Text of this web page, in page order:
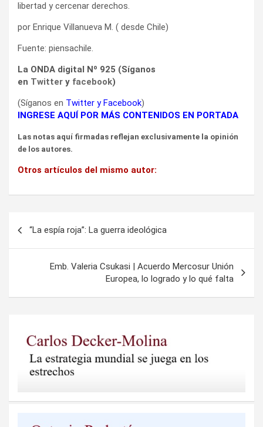
libertad y cercenar derechos.
por Enrique Villanueva M. ( desde Chile)
Fuente: piensachile.
La ONDA digital Nº 925 (Síganos
en Twitter y facebook)
(Síganos en Twitter yFacebook)
INGRESE AQUÍ POR MÁS CONTENIDOS EN PORTADA
Las notas aquí firmadas reflejan exclusivamente la opinión
de los autores.
Otros artículos del mismo autor:
entradas
“La espía roja”: La guerra ideológica
Emb. Valeria Csukasi | Acuerdo Mercosur Unión
Europea, lo logrado y lo qué falta